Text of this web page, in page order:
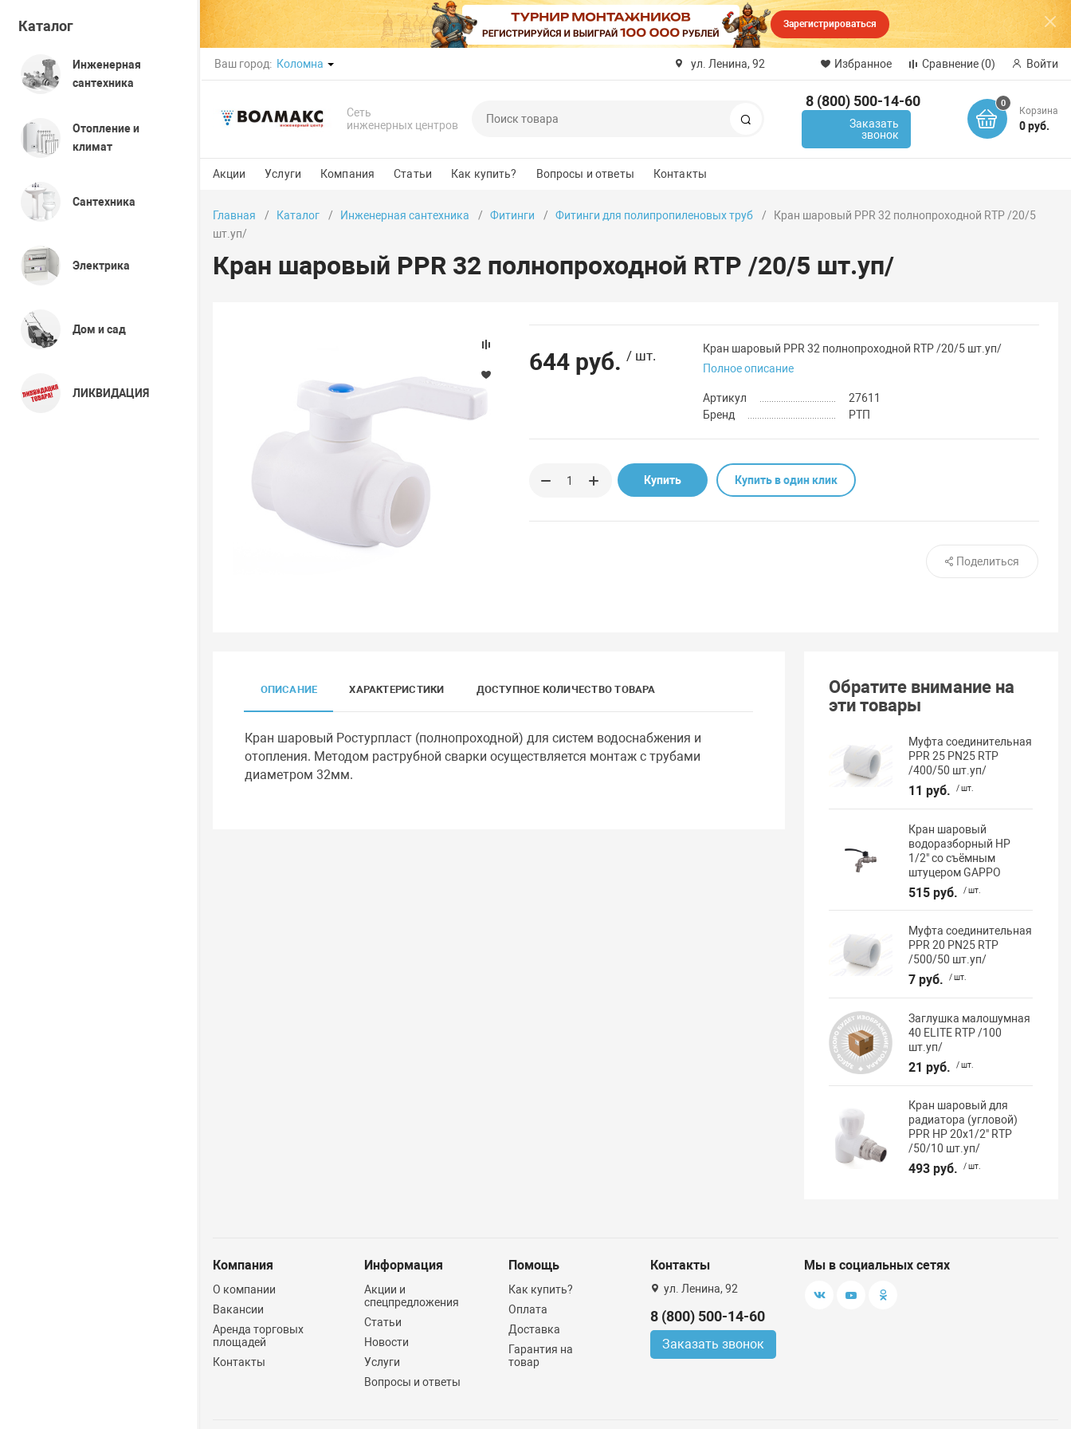
Зарегистрироваться
Ваш город: Коломна ул. Ленина, 92 Избранное Сравнение (0) Войти
Сеть
инженерных центров
8 (800) 500-14-60
Заказать
звонок
0
Корзина
0 руб.
Акции Услуги Компания Статьи Как купить? Вопросы и ответы Контакты
Каталог
Инженерная
сантехника
Отопление и
климат
Сантехника
Электрика
Дом и сад
ЛИКВИДАЦИЯ
Главная Каталог Инженерная сантехника Фитинги Фитинги для полипропиленовых труб
Кран шаровый PPR 32 полнопроходной RTP /20/5
шт.уп/
Кран шаровый PPR 32 полнопроходной RTP /20/5 шт.уп/
644 руб. / шт.
Кран шаровый PPR 32 полнопроходной RTP /20/5 шт.уп/
Полное описание
Артикул
27611
Бренд
РТП
Купить Купить в один клик
Поделиться
ОПИСАНИЕ ХАРАКТЕРИСТИКИ ДОСТУПНОЕ КОЛИЧЕСТВО ТОВАРА
Кран шаровый Ростурпласт (полнопроходной) для систем водоснабжения и
отопления. Методом раструбной сварки осуществляется монтаж с трубами
диаметром 32мм.
Обратите внимание на
эти товары
Муфта соединительная
PPR 25 PN25 RTP
/400/50 шт.уп/
11 руб. / шт.
Кран шаровый
водоразборный НР
1/2" со съёмным
штуцером GAPPO
515 руб. / шт.
Муфта соединительная
PPR 20 PN25 RTP
/500/50 шт.уп/
7 руб. / шт.
Заглушка малошумная
40 ELITE RTP /100
шт.уп/
21 руб. / шт.
Кран шаровый для
радиатора (угловой)
PPR НР 20х1/2" RTP
/50/10 шт.уп/
493 руб. / шт.
Компания
О компании
Вакансии
Аренда торговых
площадей
Контакты
Информация
Акции и
спецпредложения
Статьи
Новости
Услуги
Вопросы и ответы
Помощь
Как купить?
Оплата
Доставка
Гарантия на
товар
Контакты
ул. Ленина, 92
8 (800) 500-14-60
Заказать звонок
Мы в социальных сетях